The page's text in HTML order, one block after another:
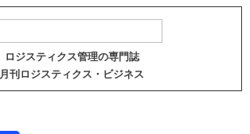
ロジスティクス管理の専門誌
月刊ロジスティクス・ビジネス